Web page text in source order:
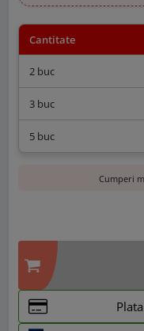
Cantitate
2 buc
3 buc
5 buc
Cumperi